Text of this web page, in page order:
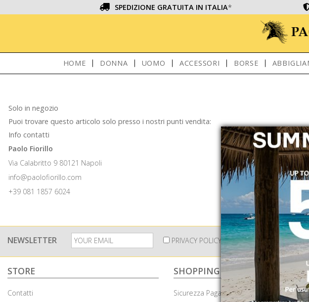
SPEDIZIONE GRATUITA IN ITALIA*
HOME DONNA UOMO ACCESSORI BORSE
Solo in negozio
Puoi trovare questo articolo solo presso i nostri punti vendita:
Info contatti
Paolo Fiorillo
Via Calabritto 9 80121 Napoli
info@paolofiorillo.com
+39 081 1857 6024
NEWSLETTER PRIVACY POLICY INVIA ⟩
STORE
Contatti
SHOPPING
Sicurezza Pagamenti